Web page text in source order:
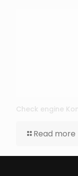
Check engine
Read more